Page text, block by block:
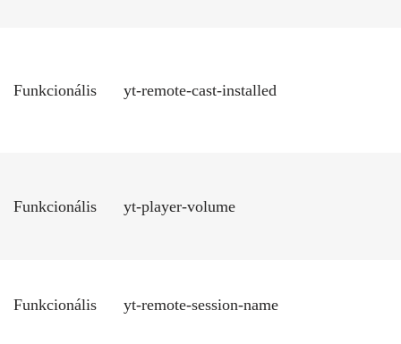
Funkcionális yt-remote-cast-installed
Funkcionális yt-player-volume
Funkcionális yt-remote-session-name